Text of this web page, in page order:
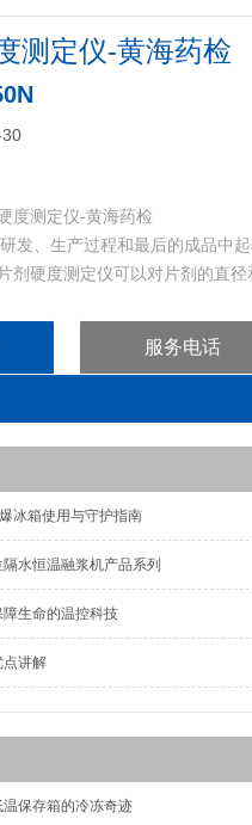
测定仪-黄海药检
度测定仪-黄海药检
发、生产过程和最后的成品中
剂硬度测定仪可以对片剂的直
服务电话
冰箱使用与守护指南
水恒温融浆机产品系列
生命的温控科技
点讲解
保存箱的冷冻奇迹